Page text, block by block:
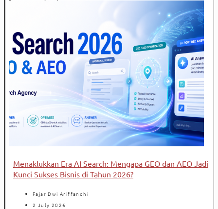
Menaklukkan Era AI Search: Mengapa GEO dan AEO Jadi
Kunci Sukses Bisnis di Tahun 2026?
Fajar Dwi Ariffandhi
2 July 2026